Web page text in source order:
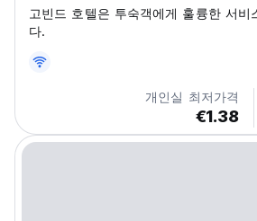
고빈드 호텔은 투숙객에게 훌륭한 서비
다.
개인실 최저가격
€1.38